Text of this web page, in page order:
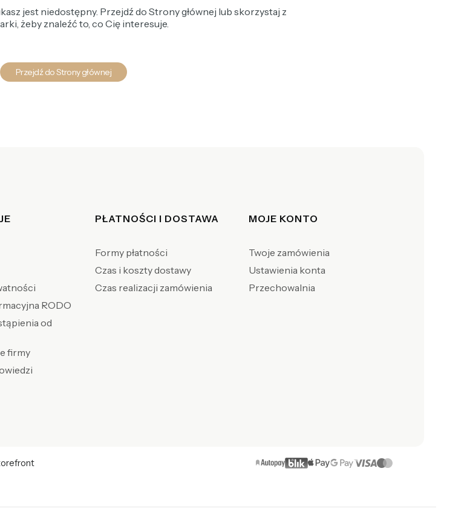
jest niedostępny. Przejdź do Strony głównej lub skorzystaj z
żeby znaleźć to, co Cię interesuje.
Przejdź do Strony głównej
RODO
od
firmy
PŁATNOŚCI I DOSTAWA
Formy płatności
Czas i koszty dostawy
Czas realizacji zamówienia
MOJE KONTO
Twoje zamówienia
Ustawienia konta
Przechowalnia